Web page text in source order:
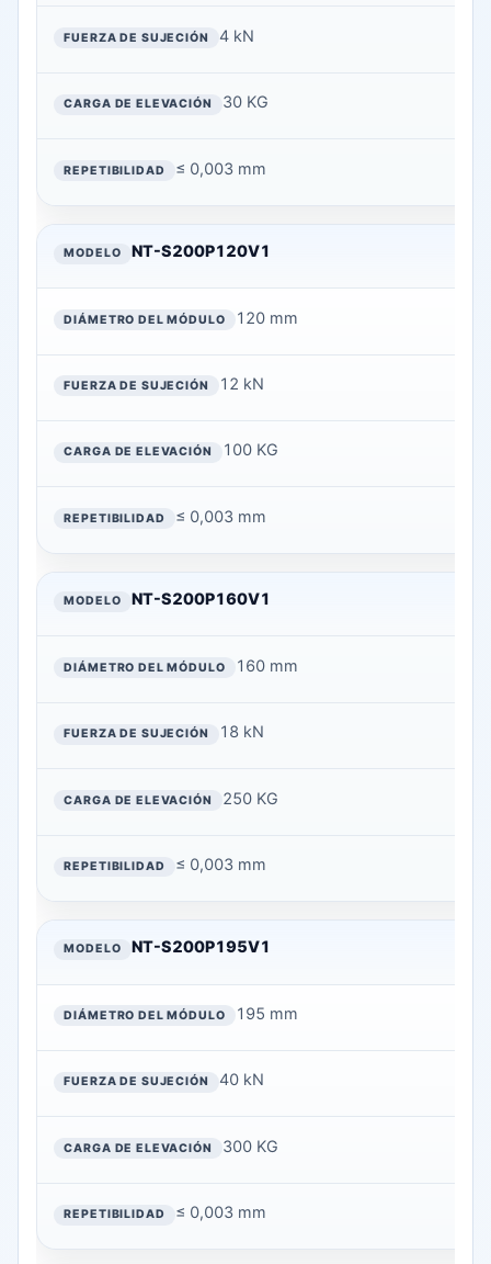
4 kN
30 KG
≤ 0,003 mm
NT-S200P120V1
120 mm
12 kN
100 KG
≤ 0,003 mm
NT-S200P160V1
160 mm
18 kN
250 KG
≤ 0,003 mm
NT-S200P195V1
195 mm
40 kN
300 KG
≤ 0,003 mm